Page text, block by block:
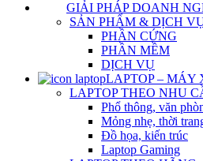
GIẢI PHÁP DOANH
SẢN PHẨM & DỊCH
PHẦN CỨNG
PHẦN MỀM
DỊCH VỤ
LAPTOP – MÁY
LAPTOP THEO NHU
Phổ thông, văn
Mỏng nhẹ, thời
Đồ họa, kiến trúc
Laptop Gaming